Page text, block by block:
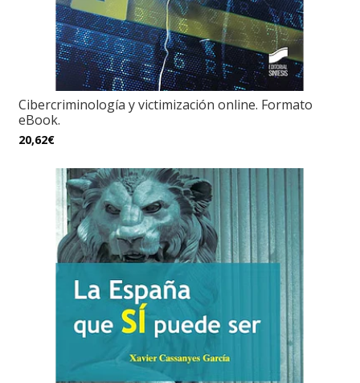
Cibercriminología y victimización online. Formato
eBook.
20,62€